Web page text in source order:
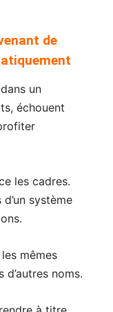
de
un
échouent
les cadres.
système
mêmes
d’autres noms.